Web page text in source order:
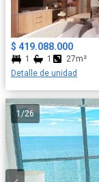
optimizados para
sobre planos,
unidad está
ejecutivos,
$ 419.088.000
1 1
27m²
Detalle de unidad
1/26